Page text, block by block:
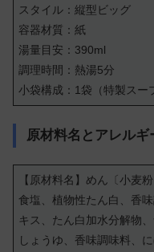
スタイル：縦型ビッグ
容器材質：紙
湯量目安：390ml
調理時間：熱湯5分
小袋構成：1袋（特製スー
原材料名とアレルギ
【原材料名】めん〔小麦
食塩、植物性たん白、香
キス、たん白加水分解物
しょうゆ、香味調味料、